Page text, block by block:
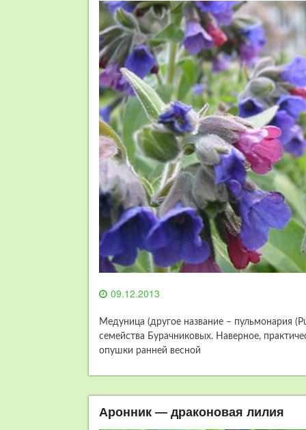
09.12.2013
Медуница (другое название – пульмонария
семейства Бурачниковых. Наверное,
опушки ранней весной
Аронник — драконовая лилия